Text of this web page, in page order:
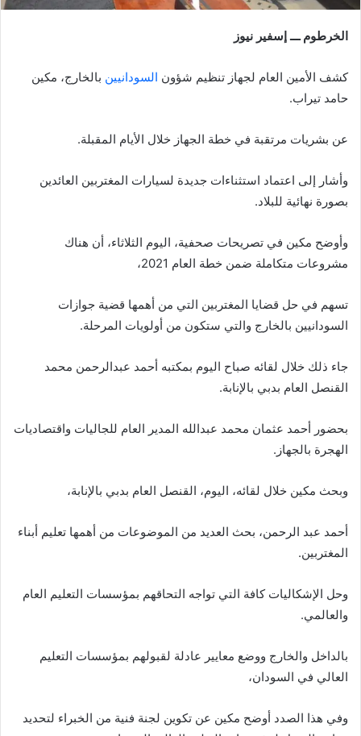
الخرطوم ـــ إسفير نيوز
كشف الأمين العام لجهاز تنظيم شؤون السودانيين بالخارج، مكين
حامد تيراب.
عن بشريات مرتقبة في خطة الجهاز خلال الأيام المقبلة.
وأشار إلى اعتماد استثناءات جديدة لسيارات المغتربين العائدين
بصورة نهائية للبلاد.
وأوضح مكين في تصريحات صحفية، اليوم الثلاثاء، أن هناك
مشروعات متكاملة ضمن خطة العام 2021،
تسهم في حل قضايا المغتربين التي من أهمها قضية جوازات
السودانيين بالخارج والتي ستكون من أولويات المرحلة.
جاء ذلك خلال لقائه صباح اليوم بمكتبه أحمد عبدالرحمن محمد
القنصل العام بدبي بالإنابة.
بحضور أحمد عثمان محمد عبدالله المدير العام للجاليات واقتصاديات
الهجرة بالجهاز.
وبحث مكين خلال لقائه، اليوم، القنصل العام بدبي بالإنابة،
أحمد عبد الرحمن، بحث العديد من الموضوعات من أهمها تعليم أبناء
المغتربين.
وحل الإشكاليات كافة التي تواجه التحاقهم بمؤسسات التعليم العام
والعالمي.
بالداخل والخارج ووضع معايير عادلة لقبولهم بمؤسسات التعليم
العالي في السودان،
وفي هذا الصدد أوضح مكين عن تكوين لجنة فنية من الخبراء لتحديد